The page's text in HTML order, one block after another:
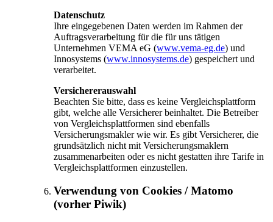
Datenschutz
Ihre eingegebenen Daten werden im Rahmen der
Auftragsverarbeitung für die für uns tätigen
Unternehmen VEMA eG (www.vema-eg.de) und
Innosystems (www.innosystems.de) gespeichert und
verarbeitet.
Versichererauswahl
Beachten Sie bitte, dass es keine Vergleichsplattform
gibt, welche alle Versicherer beinhaltet. Die Betreiber
von Vergleichsplattformen sind ebenfalls
Versicherungsmakler wie wir. Es gibt Versicherer, die
grundsätzlich nicht mit Versicherungsmaklern
zusammenarbeiten oder es nicht gestatten ihre Tarife in
Vergleichsplattformen einzustellen.
Verwendung von Cookies / Matomo
(vorher Piwik)